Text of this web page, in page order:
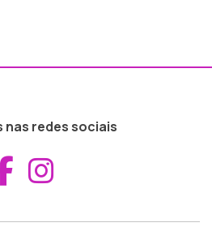
nas redes sociais
Aceder ao